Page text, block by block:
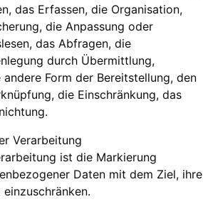
das Erfassen, die Organisation,
die Anpassung oder
das Abfragen, die
durch Übermittlung,
Form der Bereitstellung, den
die Einschränkung, das
Verarbeitung
ist die Markierung
Daten mit dem Ziel, ihre